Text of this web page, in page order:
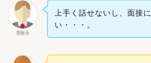
受験生
上手く話せないし、面接
い・・・。